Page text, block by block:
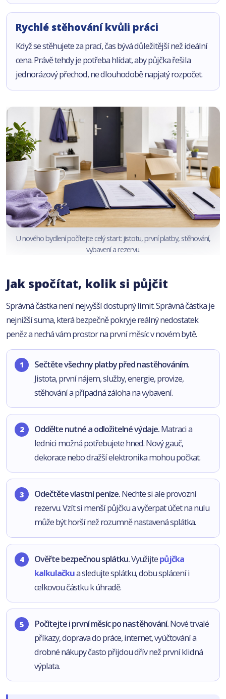
Rychlé stěhování kvůli práci
Když se stěhujete za prací, čas bývá důležitější než ideální
cena. Právě tehdy je potřeba hlídat, aby půjčka řešila
jednorázový přechod, ne dlouhodobě napjatý rozpočet.
U nového bydlení počítejte celý start: jistotu, první platby, stěhování,
vybavení a rezervu.
Jak spočítat, kolik si půjčit
Správná částka není nejvyšší dostupný limit. Správná částka je
nejnižší suma, která bezpečně pokryje reálný nedostatek
peněz a nechá vám prostor na první měsíc v novém bytě.
Sečtěte všechny platby před nastěhováním.
Jistota, první nájem, služby, energie, provize,
stěhování a případná záloha na vybavení.
Oddělte nutné a odložitelné výdaje.Matraci a
lednici možná potřebujete hned. Nový gauč,
dekorace nebo dražší elektronika mohou počkat.
Odečtěte vlastní peníze.Nechte si ale provozní
rezervu. Vzít si menší půjčku a vyčerpat účet na nulu
může být horší než rozumně nastavená splátka.
Ověřte bezpečnou splátku.Využijtepůjčka
kalkulačkua sledujte splátku, dobu splácení i
celkovou částku k úhradě.
Počítejte i první měsíc po nastěhování.Nové trvalé
příkazy, doprava do práce, internet, vyúčtování a
drobné nákupy často přijdou dřív než první klidná
výplata.